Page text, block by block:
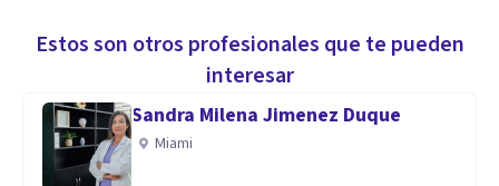
Esa etapa me aportó una sólida experiencia en el trato con
personas, gestión de equipos y habilidades organizativas.
Aun así, sentía que quería retomar mi vocación original, por
lo que decidí dar un giro y completar el Máster en Psicología
Estos son otros profesionales que te pueden
interesar
Sandra Milena Jimenez Duque
Miami